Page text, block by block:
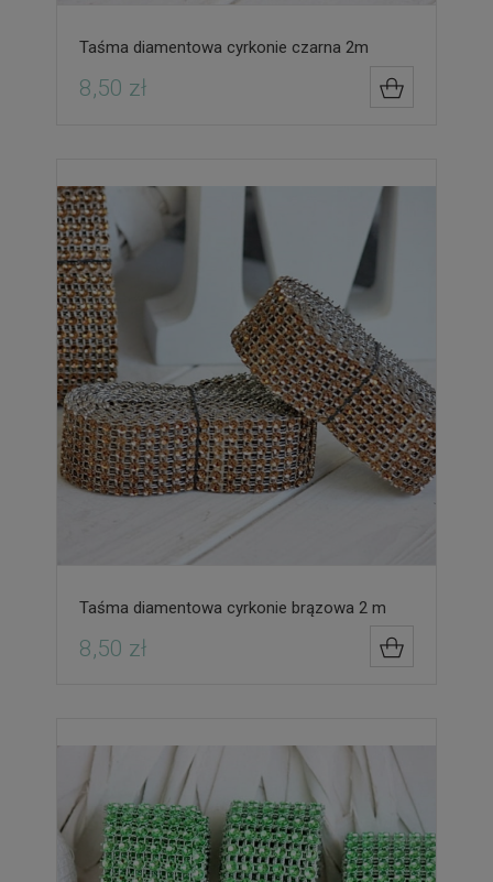
Taśma diamentowa cyrkonie czarna 2m
8,50 zł
Taśma diamentowa cyrkonie brązowa 2 m
8,50 zł